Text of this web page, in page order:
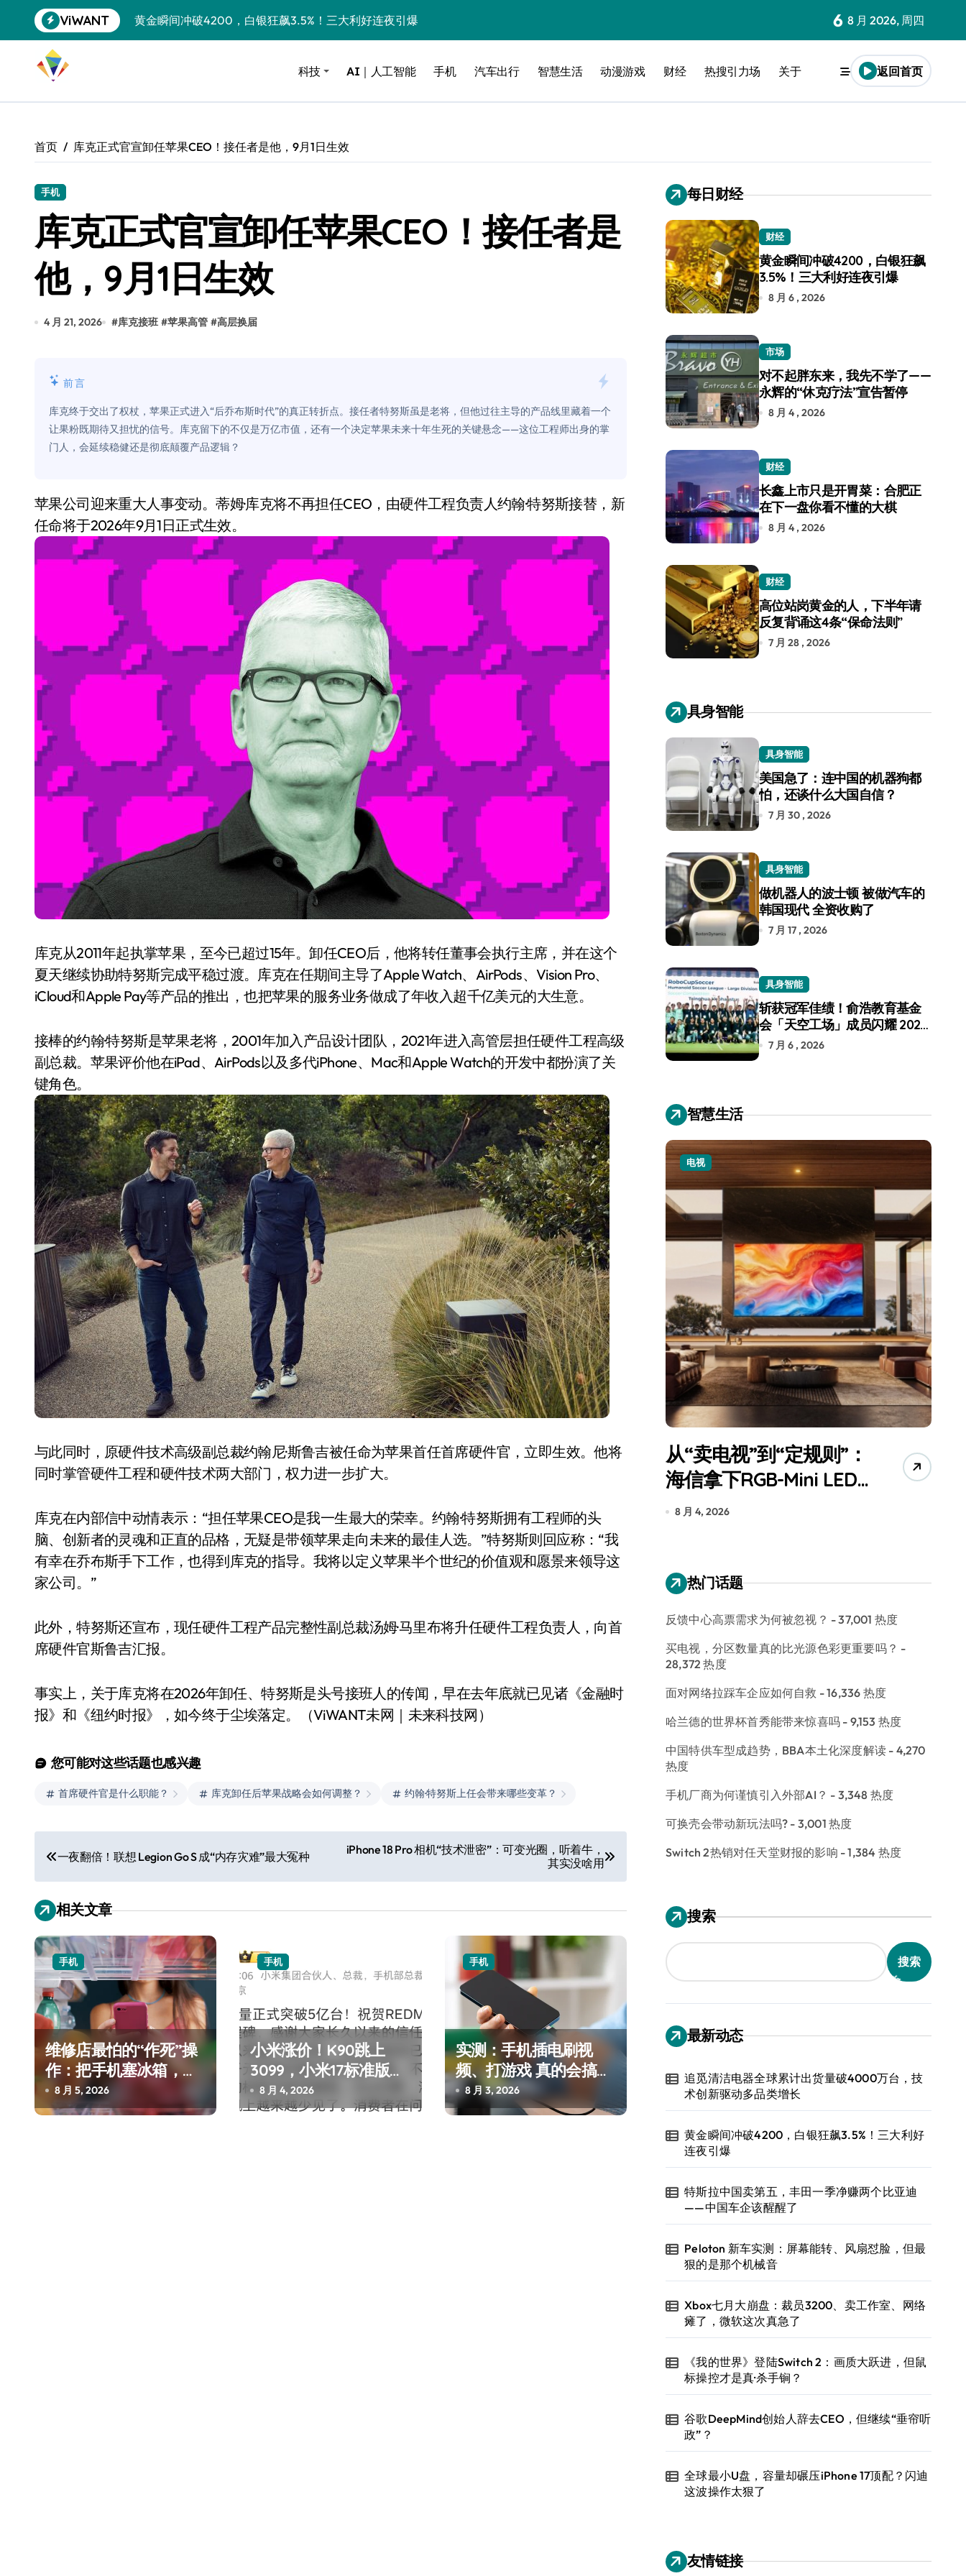
到
ViWANT
黄金瞬间冲破4200，白银狂飙3.5%！三大利好连夜引爆
Peloton 新车实测：屏幕能转、风扇怼脸，但最狠的是那个机械音
Xbox七月大崩盘：裁员3200、卖工作室、网络瘫了，微软这次真急了
谷歌DeepMind创始人辞去CEO，但继续“垂帘听政”？
400层堆叠、性能翻倍 三星把最新存储技术给了AI
召回X9、合作大众遇冷、高端梦碎：小鹏的“多事之夏”
比Model 3便宜？不，比Model 3有面儿——试驾雷克萨斯ES 500e
Windows 11家庭版和专业版，选错真的会后悔吗？
你的U盘格式对了吗？详解exFAT和NTFS的终极对决
轻到忽略不计 大疆Mini 2S内录实测，值不值得冲？
从“卖电视”到“定规则”：海信拿下RGB-Mini LED全球话语权
对不起胖东来，我先不学了——永辉的“休克疗法”宣告暂停
国际首次！中国钙钛矿探测器太空“开箱”，一边探测射线一边光伏发电
小米涨价！K90跳上3099，小米17标准版逼近4800
长鑫上市只是开胃菜：合肥正在下一盘你看不懂的大棋
耳机低音像白开水？90%的人第一步就做错了
复古玩家狂喜：Anbernic第三次复刻GBA SP，情怀拉满
Xbox 360 游戏终于要登 PC，光盘党也能“以盘换数”了？
AirTag 新版到底香不香？一篇帮你避坑+种草
苹果三星偷偷在用的“无感切换”，索尼Bose却学不会？一文讲透
Apple Watch 表盘还能这么玩？保姆级教程，有手就会！
追觅清洁电器全球累计出货量破4000万台，技术创新驱动多品类增长
6 8 月 2026, 周四
科技 AI｜人工智能 手机 汽车出行 智慧生活 动漫游戏 财经 热搜引力场 关于 返回首页
首页 库克正式官宣卸任苹果CEO！接任者是他，9月1日生效
手机
库克正式官宣卸任苹果CEO！接任者是
他，9月1日生效
4 月 21, 2026 #库克接班 #苹果高管 #高层换届
前言
库克终于交出了权杖，苹果正式进入“后乔布斯时代”的真正转折点。接任者特努斯虽是老将，但他过往主导的产品线里藏着一个
让果粉既期待又担忧的信号。库克留下的不仅是万亿市值，还有一个决定苹果未来十年生死的关键悬念——这位工程师出身的掌
门人，会延续稳健还是彻底颠覆产品逻辑？
苹果公司迎来重大人事变动。蒂姆·库克将不再担任CEO，由硬件工程负责人约翰·特努斯接替，新
任命将于2026年9月1日正式生效。
库克从2011年起执掌苹果，至今已超过15年。卸任CEO后，他将转任董事会执行主席，并在这个
夏天继续协助特努斯完成平稳过渡。库克在任期间主导了Apple Watch、AirPods、Vision Pro、
iCloud和Apple Pay等产品的推出，也把苹果的服务业务做成了年收入超千亿美元的大生意。
接棒的约翰·特努斯是苹果老将，2001年加入产品设计团队，2021年进入高管层担任硬件工程高级
副总裁。苹果评价他在iPad、AirPods以及多代iPhone、Mac和Apple Watch的开发中都扮演了关
键角色。
与此同时，原硬件技术高级副总裁约翰尼·斯鲁吉被任命为苹果首任首席硬件官，立即生效。他将
同时掌管硬件工程和硬件技术两大部门，权力进一步扩大。
库克在内部信中动情表示：“担任苹果CEO是我一生最大的荣幸。约翰·特努斯拥有工程师的头
脑、创新者的灵魂和正直的品格，无疑是带领苹果走向未来的最佳人选。”特努斯则回应称：“我
有幸在乔布斯手下工作，也得到库克的指导。我将以定义苹果半个世纪的价值观和愿景来领导这
家公司。”
此外，特努斯还宣布，现任硬件工程产品完整性副总裁汤姆·马里布将升任硬件工程负责人，向首
席硬件官斯鲁吉汇报。
事实上，关于库克将在2026年卸任、特努斯是头号接班人的传闻，早在去年底就已见诸《金融时
报》和《纽约时报》，如今终于尘埃落定。（ViWANT未网｜未来科技网）
您可能对这些话题也感兴趣
首席硬件官是什么职能？ 库克卸任后苹果战略会如何调整？ 约翰·特努斯上任会带来哪些变革？
文
章
导
航
一夜翻倍！联想 Legion Go S 成“内存灾难”最大冤种
iPhone 18 Pro 相机“技术泄密”：可变光圈，听着牛，
其实没啥用
相关文章
手机
维修店最怕的“作死”操
作：把手机塞冰箱，你
中招了吗？
8 月 5, 2026
手机
小米涨价！K90跳上
3099，小米17标准版逼
近4800
8 月 4, 2026
手机
实测：手机插电刷视
频、打游戏 真的会搞坏
电池吗？
8 月 3, 2026
每日财经
财经
黄金瞬间冲破4200，白银狂飙
3.5%！三大利好连夜引爆
8 月 6 , 2026
市场
对不起胖东来，我先不学了——
永辉的“休克疗法”宣告暂停
8 月 4 , 2026
财经
长鑫上市只是开胃菜：合肥正
在下一盘你看不懂的大棋
8 月 4 , 2026
财经
高位站岗黄金的人，下半年请
反复背诵这4条“保命法则”
7 月 28 , 2026
具身智能
具身智能
美国急了：连中国的机器狗都
怕，还谈什么大国自信？
7 月 30 , 2026
具身智能
做机器人的波士顿 被做汽车的
韩国现代 全资收购了
7 月 17 , 2026
具身智能
斩获冠军佳绩！俞浩教育基金
会「天空工场」成员闪耀 2026
RoboCup 机器人世界杯
7 月 6 , 2026
智慧生活
电视
从电视一哥到声学霸主，
TCL用一套‘完整体系’砸
开了回音壁的顶级牌桌
7 月 27, 2026
小家电
追觅清洁电器全球累计出
货量破4000万台，技术
创新驱动多品类增长
8 月 6, 2026
电视
从“卖电视”到“定规则”：
海信拿下RGB-Mini LED
全球话语权
8 月 4, 2026
热门话题
反馈中心高票需求为何被忽视？ - 37,001 热度
买电视，分区数量真的比光源色彩更重要吗？ -
28,372 热度
面对网络拉踩车企应如何自救 - 16,336 热度
哈兰德的世界杯首秀能带来惊喜吗 - 9,153 热度
中国特供车型成趋势，BBA本土化深度解读 - 4,270
热度
手机厂商为何谨慎引入外部AI？ - 3,348 热度
可换壳会带动新玩法吗? - 3,001 热度
Switch 2热销对任天堂财报的影响 - 1,384 热度
搜索
搜索
最新动态
追觅清洁电器全球累计出货量破4000万台，技
术创新驱动多品类增长
黄金瞬间冲破4200，白银狂飙3.5%！三大利好
连夜引爆
特斯拉中国卖第五，丰田一季净赚两个比亚迪
——中国车企该醒醒了
Peloton 新车实测：屏幕能转、风扇怼脸，但最
狠的是那个机械音
Xbox七月大崩盘：裁员3200、卖工作室、网络
瘫了，微软这次真急了
《我的世界》登陆Switch 2：画质大跃进，但鼠
标操控才是真·杀手锏？
谷歌DeepMind创始人辞去CEO，但继续“垂帘听
政”？
全球最小U盘，容量却碾压iPhone 17顶配？闪迪
这波操作太狠了
友情链接